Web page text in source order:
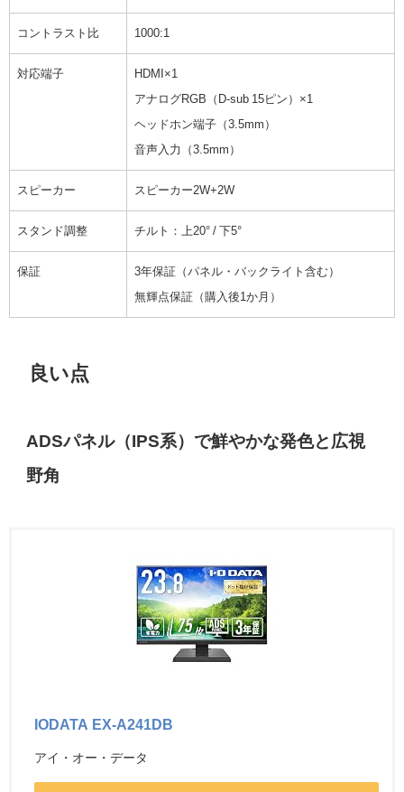
コントラスト比 1000:1
対応端子 HDMI×1
アナログRGB（D-sub 15ピン）×1
ヘッドホン端子（3.5mm）
音声入力（3.5mm）
スピーカー スピーカー2W+2W
スタンド調整 チルト：上20° / 下5°
保証 3年保証（パネル・バックライト含む）
無輝点保証（購入後1か月）
良い点
ADSパネル（IPS系）で鮮やかな発色と広視
野角
IODATA EX-A241DB
アイ・オー・データ